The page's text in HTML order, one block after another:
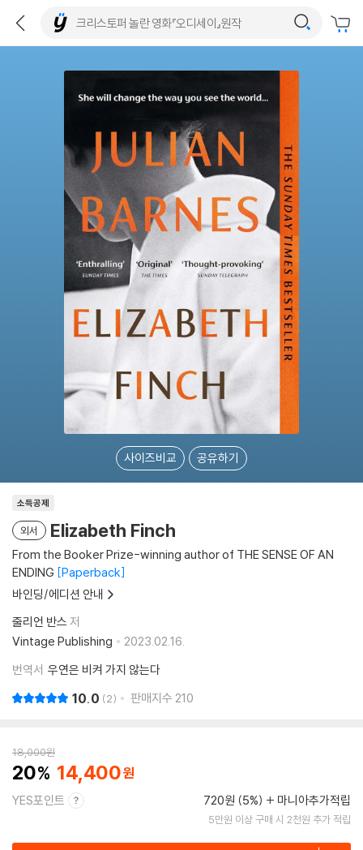
사이즈비교 공유하기
소득공제
외서 Elizabeth Finch
From the Booker Prize-winning author of THE SENSE OF AN
ENDING Paperback
바인딩/에디션 안내
줄리언 반스 저
Vintage Publishing
2023.02.16.
번역서 우연은 비켜 가지 않는다
10.0 2 판매지수 210
18,000원
20 14,400
YES포인트 720원 (5%) 마니아추가적립
5만원 이상 구매 시 2천원 추가 적립